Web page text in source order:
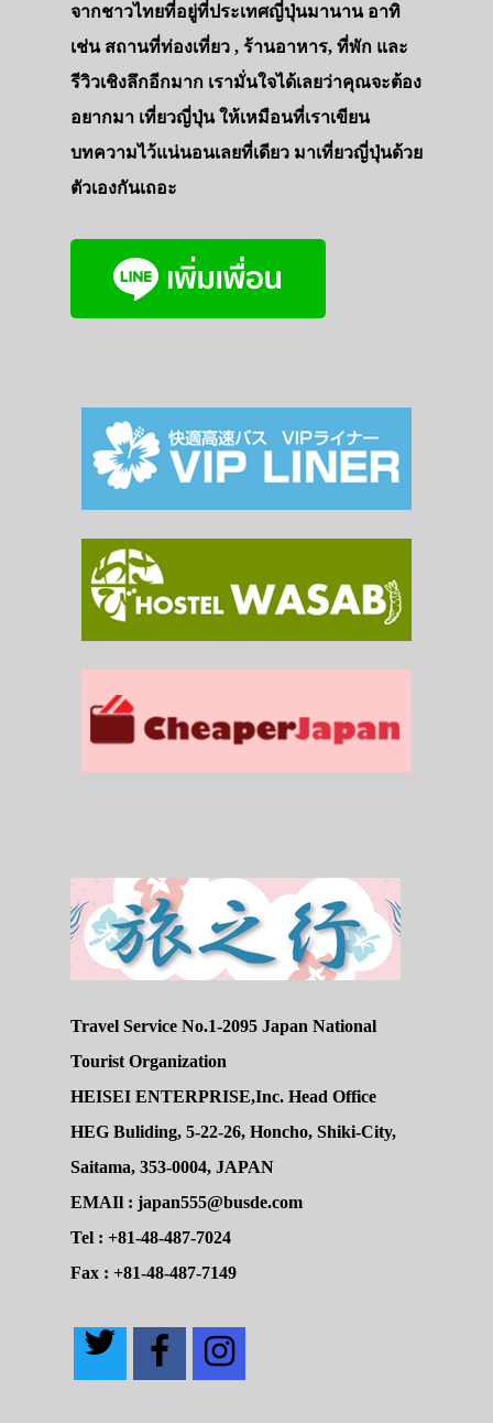
จากชาวไทยที่อยู่ที่ประเทศญี่ปุ่นมานาน อาทิ
เช่น สถานที่ท่องเที่ยว , ร้านอาหาร, ที่พัก และ
รีวิวเชิงลึกอีกมาก เรามั่นใจได้เลยว่าคุณจะต้อง
อยากมา เที่ยวญี่ปุ่น ให้เหมือนที่เราเขียน
บทความไว้แน่นอนเลยที่เดียว มาเที่ยวญี่ปุ่นด้วย
ตัวเองกันเถอะ
Travel Service No.1-2095 Japan National
Tourist Organization
HEISEI ENTERPRISE,Inc. Head Office
HEG Buliding, 5-22-26, Honcho, Shiki-City,
Saitama, 353-0004, JAPAN
EMAIl : japan555@busde.com
Tel : +81-48-487-7024
Fax : +81-48-487-7149